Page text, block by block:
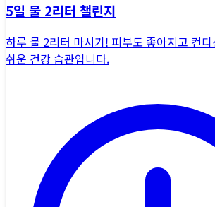
5일 물 2리터 챌린지
하루 물 2리터 마시기! 피부도 좋아지고 컨
쉬운 건강 습관입니다.